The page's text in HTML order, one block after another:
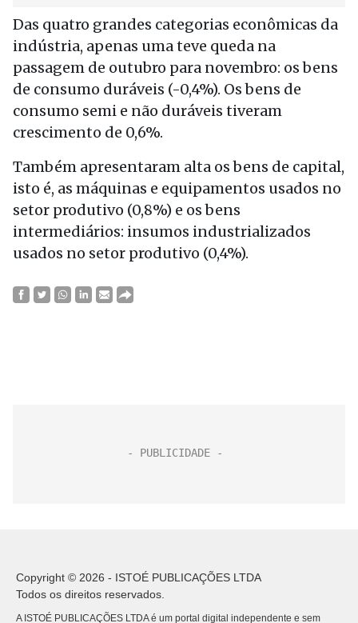
Das quatro grandes categorias econômicas da
indústria, apenas uma teve queda na
passagem de outubro para novembro: os bens
de consumo duráveis (-0,4%). Os bens de
consumo semi e não duráveis tiveram
crescimento de 0,6%.
Também apresentaram alta os bens de capital,
isto é, as máquinas e equipamentos usados no
setor produtivo (0,8%) e os bens
intermediários: insumos industrializados
usados no setor produtivo (0,4%).
Copyright © 2026 - ISTOÉ PUBLICAÇÕES LTDA
Todos os direitos reservados.
A ISTOÉ PUBLICAÇÕES LTDA é um portal digital independente e sem